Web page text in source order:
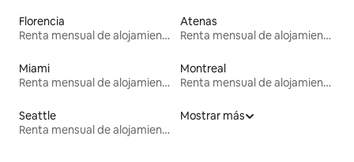
Florencia
Renta mensual de alojamientos
Atenas
Renta mensual de alojamientos
Miami
Renta mensual de alojamientos
Montreal
Renta mensual de alojamientos
Seattle
Renta mensual de alojamientos
Mostrar más